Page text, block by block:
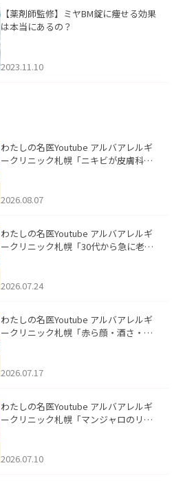
【薬剤師監修】ミヤBM錠に痩せる効果
は本当にあるの？
2023.11.10
わたしの名医Youtube アルバアレルギ
ークリニック札幌「ニキビが皮膚科で
ました。
2026.08.07
わたしの名医Youtube アルバアレルギ
ークリニック札幌「30代から急に老け
た。
2026.07.24
わたしの名医Youtube アルバアレルギ
ークリニック札幌「赤ら顔・酒さ・ニ
した。
2026.07.17
わたしの名医Youtube アルバアレルギ
ークリニック札幌「マンジャロのリア
た。
2026.07.10